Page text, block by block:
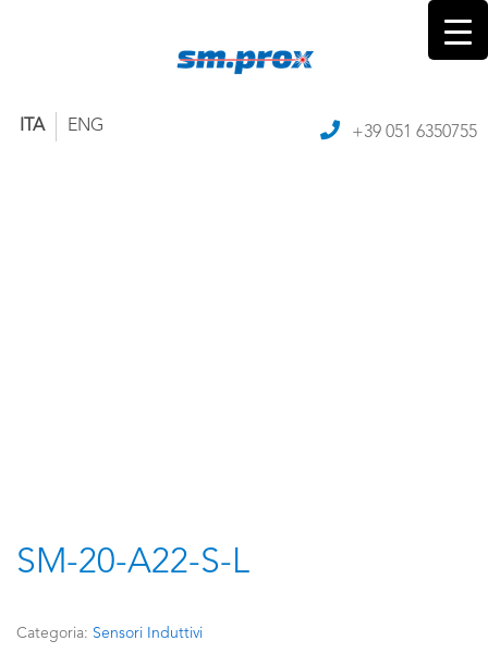
+39 051 6350755
ITA ENG
SM-20-A22-S-L
Categoria: Sensori Induttivi